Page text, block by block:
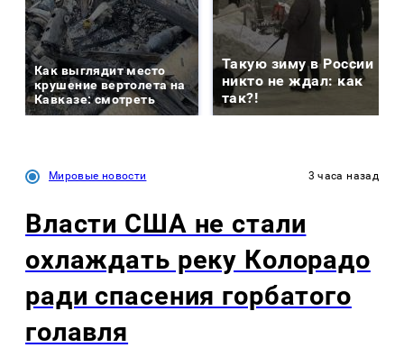
Как выглядит место
крушение вертолета на
Кавказе: смотреть
Такую зиму в России
никто не ждал: как
так?!
Мировые новости 3 часа назад
Власти США не стали
охлаждать реку Колорадо
ради спасения горбатого
голавля